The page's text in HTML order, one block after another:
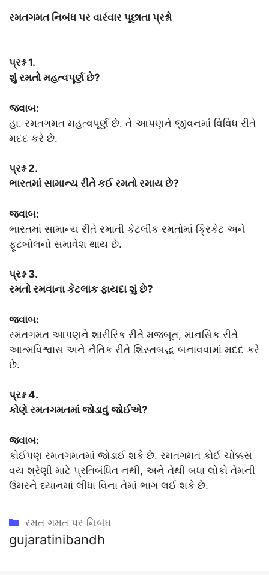
રમતગમત નિબંધ પર વારંવાર પૂછાતા પ્રશ્નો
પ્રશ્ન 1.
શું રમતો મહત્વપૂર્ણ છે?
જવાબ:
હા. રમતગમત મહત્વપૂર્ણ છે. તે આપણને જીવનમાં વિવિધ રીતે
મદદ કરે છે.
પ્રશ્ન 2.
ભારતમાં સામાન્ય રીતે કઈ રમતો રમાય છે?
જવાબ:
ભારતમાં સામાન્ય રીતે રમાતી કેટલીક રમતોમાં ક્રિકેટ અને
ફૂટબોલનો સમાવેશ થાય છે.
પ્રશ્ન 3.
રમતો રમવાના કેટલાક ફાયદા શું છે?
જવાબ:
રમતગમત આપણને શારીરિક રીતે મજબૂત, માનસિક રીતે
આત્મવિશ્વાસ અને નૈતિક રીતે શિસ્તબદ્ધ બનાવવામાં મદદ કરે
છે.
પ્રશ્ન 4.
કોણે રમતગમતમાં જોડાવું જોઈએ?
જવાબ:
કોઈપણ રમતગમતમાં જોડાઈ શકે છે. રમતગમત કોઈ ચોક્કસ
વય શ્રેણી માટે પ્રતિબંધિત નથી, અને તેથી બધા લોકો તેમની
ઉંમરને ધ્યાનમાં લીધા વિના તેમાં ભાગ લઈ શકે છે.
Categories
રમત ગમત પર નિબંધ
gujaratinibandh